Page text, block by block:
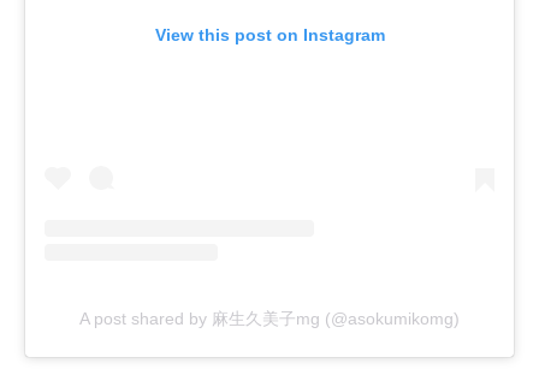
View this post on Instagram
A post shared by 麻生久美子mg (@asokumikomg)